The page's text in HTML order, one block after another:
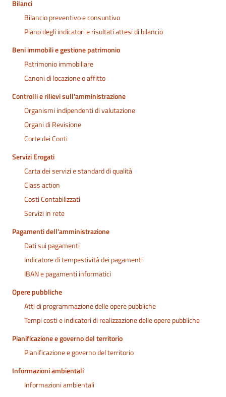
Bilanci
Bilancio preventivo e consuntivo
Piano degli indicatori e risultati attesi di bilancio
Beni immobili e gestione patrimonio
Patrimonio immobiliare
Canoni di locazione o affitto
Controlli e rilievi sull'amministrazione
Organismi indipendenti di valutazione
Organi di Revisione
Corte dei Conti
Servizi Erogati
Carta dei servizi e standard di qualità
Class action
Costi Contabilizzati
Servizi in rete
Pagamenti dell'amministrazione
Dati sui pagamenti
Indicatore di tempestività dei pagamenti
IBAN e pagamenti informatici
Opere pubbliche
Atti di programmazione delle opere pubbliche
Tempi costi e indicatori di realizzazione delle opere pubbliche
Pianificazione e governo del territorio
Pianificazione e governo del territorio
Informazioni ambientali
Informazioni ambientali